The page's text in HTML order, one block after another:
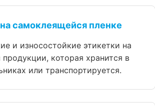
самоклеящейся пленке
и износостойкие этикетки на
продукции, которая хранится в
или транспортируется.